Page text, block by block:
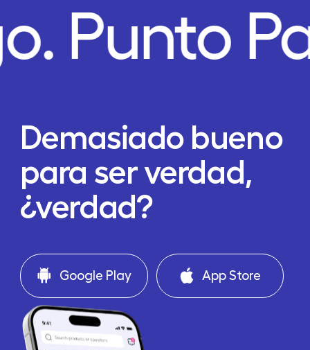
Punto
Demasiado bueno
para ser verdad,
¿verdad?
Google Play App Store